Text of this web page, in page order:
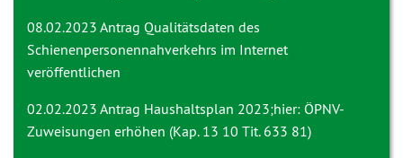
08.02.2023 Antrag Qualitätsdaten des
Schienenpersonennahverkehrs im Internet
veröffentlichen
02.02.2023 Antrag Haushaltsplan 2023;hier: ÖPNV-
Zuweisungen erhöhen (Kap. 13 10 Tit. 633 81)